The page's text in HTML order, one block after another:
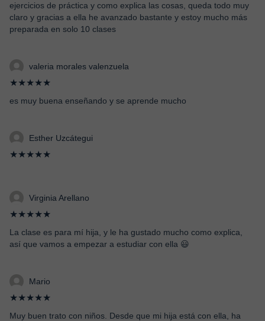
ejercicios de práctica y como explica las cosas, queda todo muy
claro y gracias a ella he avanzado bastante y estoy mucho más
preparada en solo 10 clases
valeria morales valenzuela
★★★★★
es muy buena enseñando y se aprende mucho
Esther Uzcátegui
★★★★★
Virginia Arellano
★★★★★
La clase es para mí hija, y le ha gustado mucho como explica,
así que vamos a empezar a estudiar con ella 😃
Mario
★★★★★
Muy buen trato con niños. Desde que mi hija está con ella, ha